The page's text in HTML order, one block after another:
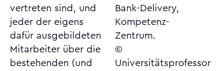
vertreten sind, und
jeder der eigens
dafür ausgebildeten
Mitarbeiter über die
bestehenden (und
Bank-Delivery,
Kompetenz-
Zentrum.
©
Universitätsprofessor